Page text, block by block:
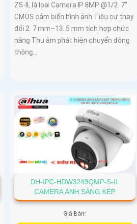
ZS-IL là loại Camera IP 8MP @1/2. 7"
CMOS cảm biến hình ảnh Tiêu cự thay
đổi 2. 7 mm–13. 5 mm tích hợp chức
năng Thu âm phát hiện chuyển động
thông...
DH-IPC-HDW3249QMP-S-IL
CAMERA ÁNH SÁNG KÉP
Giá Bán: